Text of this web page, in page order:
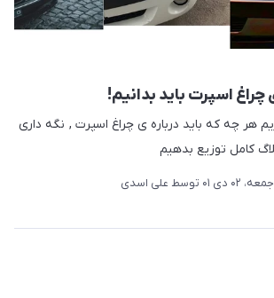
اسپرت باید بدانیم!
هر چه که باید درباره ی چراغ اسپرت , نگه داری
کامل توزیع بدهیم
جمعه، 02 دی 01 توسط علی اسدی